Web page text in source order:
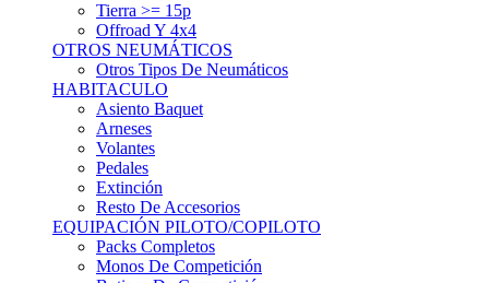
OTROS NEUMÁTICOS
Otros Tipos De Neumáticos
HABITACULO
Asiento Baquet
Arneses
Volantes
Pedales
Extinción
Resto De Accesorios
EQUIPACIÓN PILOTO/COPILOTO
Packs Completos
Monos De Competición
Botines De Competición
Guantes